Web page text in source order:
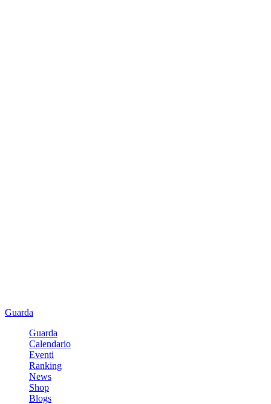
Guarda
Guarda
Calendario
Eventi
Ranking
News
Shop
Blogs